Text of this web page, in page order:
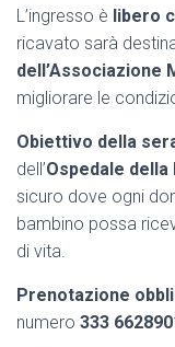
L’ingresso è libero
ricavato sarà
dell’Associazione
migliorare le
Obiettivo della
dell’Ospedale della
sicuro dove ogni
bambino possa
di vita.
Prenotazione
numero 333